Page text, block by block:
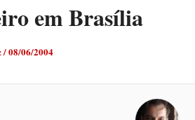
em Brasília
/08/06/2004